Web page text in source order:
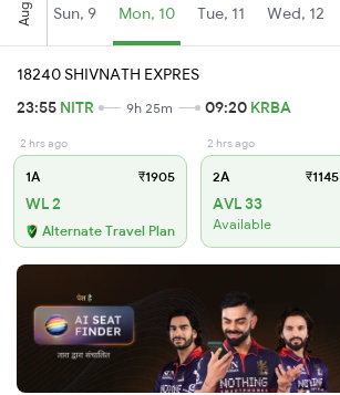
Aug Sun, 9 Mon, 10 Tue, 11 Wed, 12
18240 SHIVNATH EXPRES
23:55 NITR 9h 25m 09:20 KRBA
2 hrs ago
1A ₹1905
WL 2
Alternate Travel Plan
2 hrs ago
2A ₹1145
AVL 33
Available